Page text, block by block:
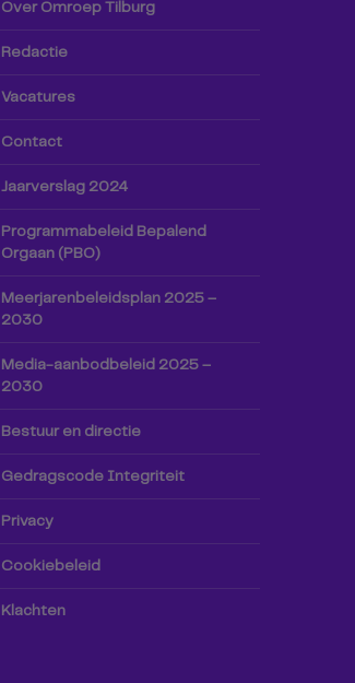
Over Omroep Tilburg
Redactie
Vacatures
Contact
Jaarverslag 2024
Programmabeleid Bepalend
Orgaan (PBO)
Meerjarenbeleidsplan 2025 –
2030
Media-aanbodbeleid 2025 –
2030
Bestuur en directie
Gedragscode Integriteit
Privacy
Cookiebeleid
Klachten